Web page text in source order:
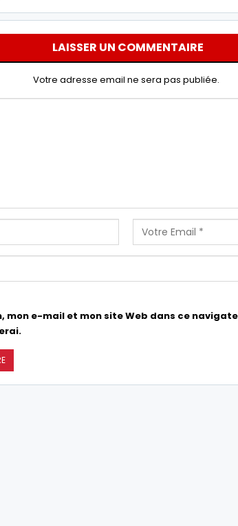
LAISSER UN COMMENTAIRE
Votre adresse email ne sera pas publiée.
mon e-mail et mon site Web dans ce